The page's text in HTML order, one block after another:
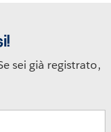
sei già registrato,